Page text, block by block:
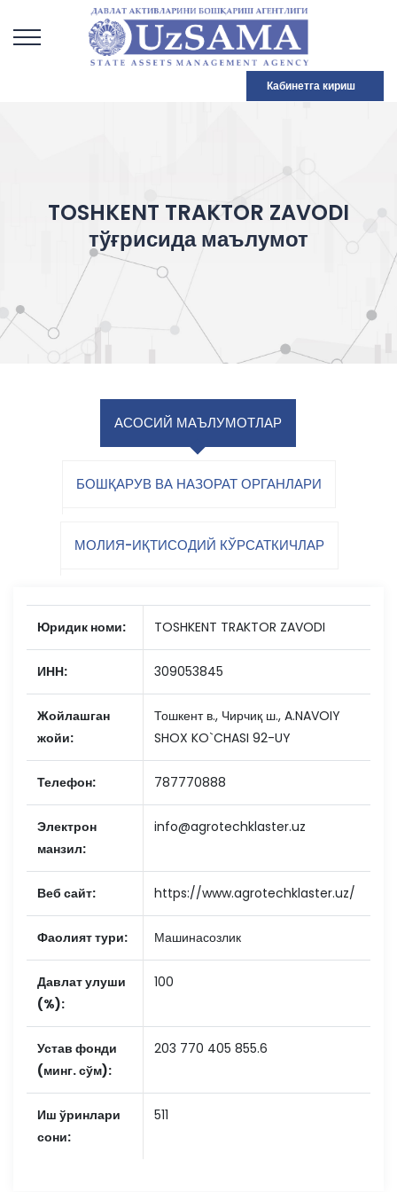
Кабинетга кириш
TOSHKENT TRAKTOR ZAVODI
тўғрисида маълумот
АСОСИЙ МАЪЛУМОТЛАР
БОШҚАРУВ ВА НАЗОРАТ ОРГАНЛАРИ
МОЛИЯ-ИҚТИСОДИЙ КЎРСАТКИЧЛАР
Юридик номи: TOSHKENT TRAKTOR ZAVODI
ИНН: 309053845
Жойлашган
жойи:
Тошкент в., Чирчиқ ш., A.NAVOIY
SHOX KO`CHASI 92-UY
Телефон: 787770888
Электрон
манзил:
info@agrotechklaster.uz
Веб сайт: https://www.agrotechklaster.uz/
Фаолият тури: Машинасозлик
Давлат улуши
(%):
100
Устав фонди
(минг. сўм):
203 770 405 855.6
Иш ўринлари
сони:
511